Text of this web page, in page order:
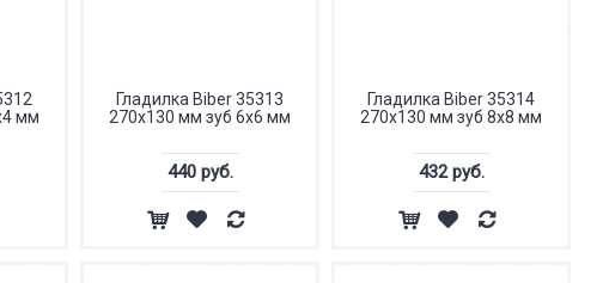
мм
Гладилка Biber 35313
270х130 мм зуб 6х6 мм
440 руб.
Гладилка Biber 35314
270х130 мм зуб 8х8 мм
432 руб.